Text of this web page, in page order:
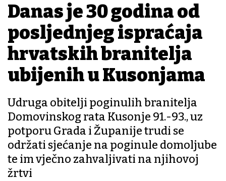
Danas je 30 godina od
posljednjeg ispraćaja
hrvatskih branitelja
ubijenih u Kusonjama
Udruga obitelji poginulih branitelja
Domovinskog rata Kusonje 91.-93., uz
potporu Grada i Županije trudi se
održati sjećanje na poginule domoljube
te im vječno zahvaljivati na njihovoj
žrtvi